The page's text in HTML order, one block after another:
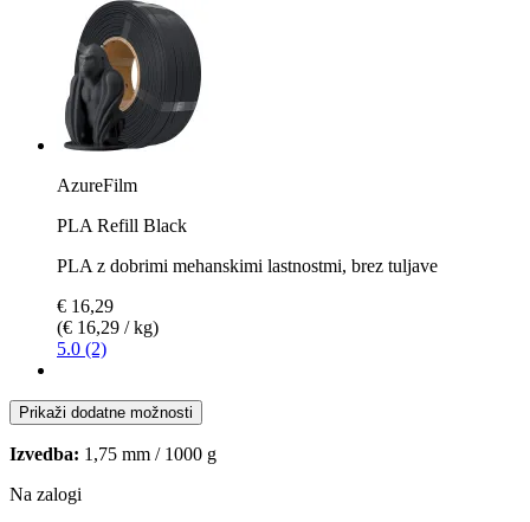
AzureFilm
PLA Refill Black
PLA z dobrimi mehanskimi lastnostmi, brez tuljave
€ 16,29
(€ 16,29 / kg)
5.0 (2)
Prikaži dodatne možnosti
Izvedba: 1,75 mm / 1000 g
Na zalogi